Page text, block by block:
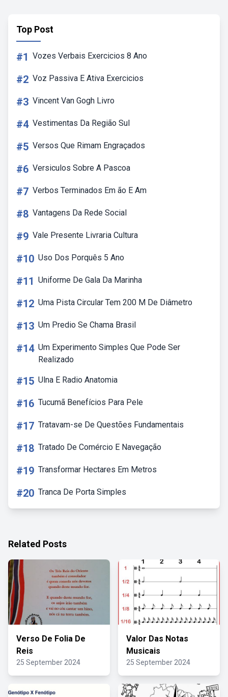
Top Post
#1 Vozes Verbais Exercicios 8 Ano
#2 Voz Passiva E Ativa Exercicios
#3 Vincent Van Gogh Livro
#4 Vestimentas Da Região Sul
#5 Versos Que Rimam Engraçados
#6 Versiculos Sobre A Pascoa
#7 Verbos Terminados Em ão E Am
#8 Vantagens Da Rede Social
#9 Vale Presente Livraria Cultura
#10 Uso Dos Porquês 5 Ano
#11 Uniforme De Gala Da Marinha
#12 Uma Pista Circular Tem 200 M De Diâmetro
#13 Um Predio Se Chama Brasil
#14 Um Experimento Simples Que Pode Ser
Realizado
#15 Ulna E Radio Anatomia
#16 Tucumã Benefícios Para Pele
#17 Tratavam-se De Questões Fundamentais
#18 Tratado De Comércio E Navegação
#19 Transformar Hectares Em Metros
#20 Tranca De Porta Simples
Related Posts
Verso De Folia De
Reis
25 September 2024
Valor Das Notas
Musicais
25 September 2024